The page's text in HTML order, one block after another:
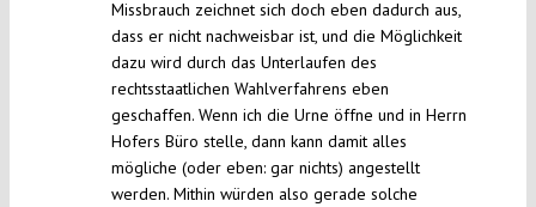
Missbrauch zeichnet sich doch eben dadurch aus,
dass er nicht nachweisbar ist, und die Möglichkeit
dazu wird durch das Unterlaufen des
rechtsstaatlichen Wahlverfahrens eben
geschaffen. Wenn ich die Urne öffne und in Herrn
Hofers Büro stelle, dann kann damit alles
mögliche (oder eben: gar nichts) angestellt
werden. Mithin würden also gerade solche